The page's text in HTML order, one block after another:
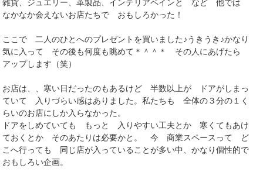
雑貨、ジュエリー、革製品、インテリアペインと など 他では
なかなか会えないお店たちで おもしろかった！
ここで 二人のひとへのプレゼントを買いました♪うきうき♪かなり
気に入って その後も何度も眺めて＊＾＾＊ その人にあげたら
アップします（笑）
お店は、、寒い日だったのもあるけど 半数以上が ドアがしまっ
ていて 入りづらい感はありました。私たちも 全体の３分の１く
らいのお店にしか入らなかった。
ドアをしめていても もっと 入りやすい工夫とか 寒くてもあけ
ておくとか そのあたりは必要かと。 今 商業スペースって ど
こへ行っても 同じ店が入っていることが多い中、かなり個性的で
おもしろい企画。